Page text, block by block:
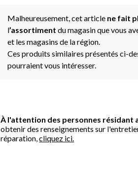
Malheureusement, cet article ne fait
l’assortiment du magasin que vous
et les magasins de la région.
Ces produits similaires présentés ci-
pourraient vous intéresser.
À l'attention des personnes résidant
obtenir des renseignements sur
réparation,cliquez ici.